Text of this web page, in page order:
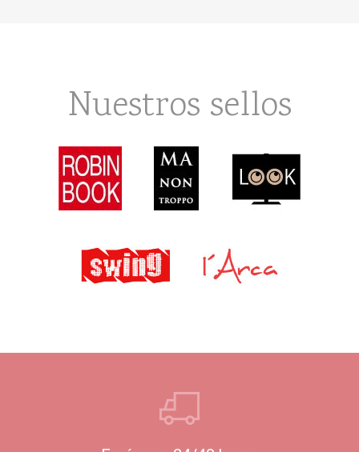
Nuestros sellos